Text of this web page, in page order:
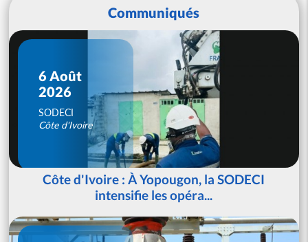
Communiqués
6 Août
2026
SODECI
Côte d'Ivoire
Côte d'Ivoire : À Yopougon, la SODECI
intensifie les opéra...